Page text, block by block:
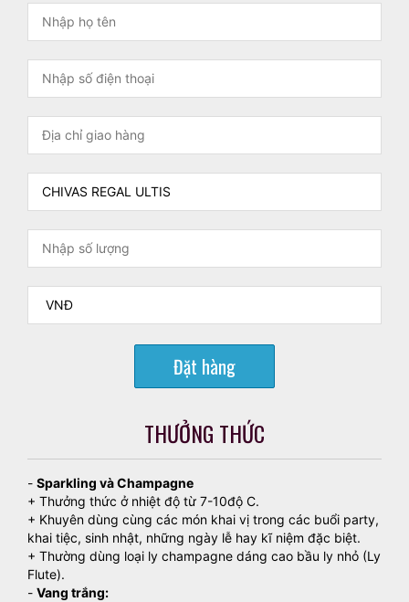
Đặt hàng
THƯỞNG THỨC
- Sparkling và Champagne
+ Thưởng thức ở nhiệt độ từ 7-10độ C.
+ Khuyên dùng cùng các món khai vị trong các buổi party,
khai tiệc, sinh nhật, những ngày lễ hay kĩ niệm đặc biệt.
+ Thường dùng loại ly champagne dáng cao bầu ly nhỏ (Ly
Flute).
- Vang trắng: